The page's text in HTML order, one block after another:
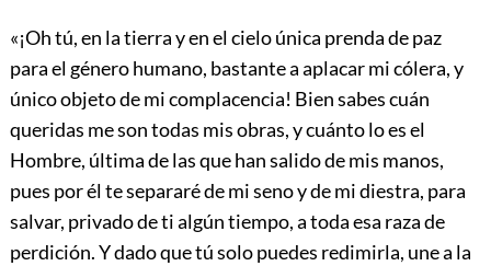
«¡Oh tú, en la tierra y en el cielo única prenda de paz
para el género humano, bastante a aplacar mi cólera, y
único objeto de mi complacencia! Bien sabes cuán
queridas me son todas mis obras, y cuánto lo es el
Hombre, última de las que han salido de mis manos,
pues por él te separaré de mi seno y de mi diestra, para
salvar, privado de ti algún tiempo, a toda esa raza de
perdición. Y dado que tú solo puedes redimirla, une a la